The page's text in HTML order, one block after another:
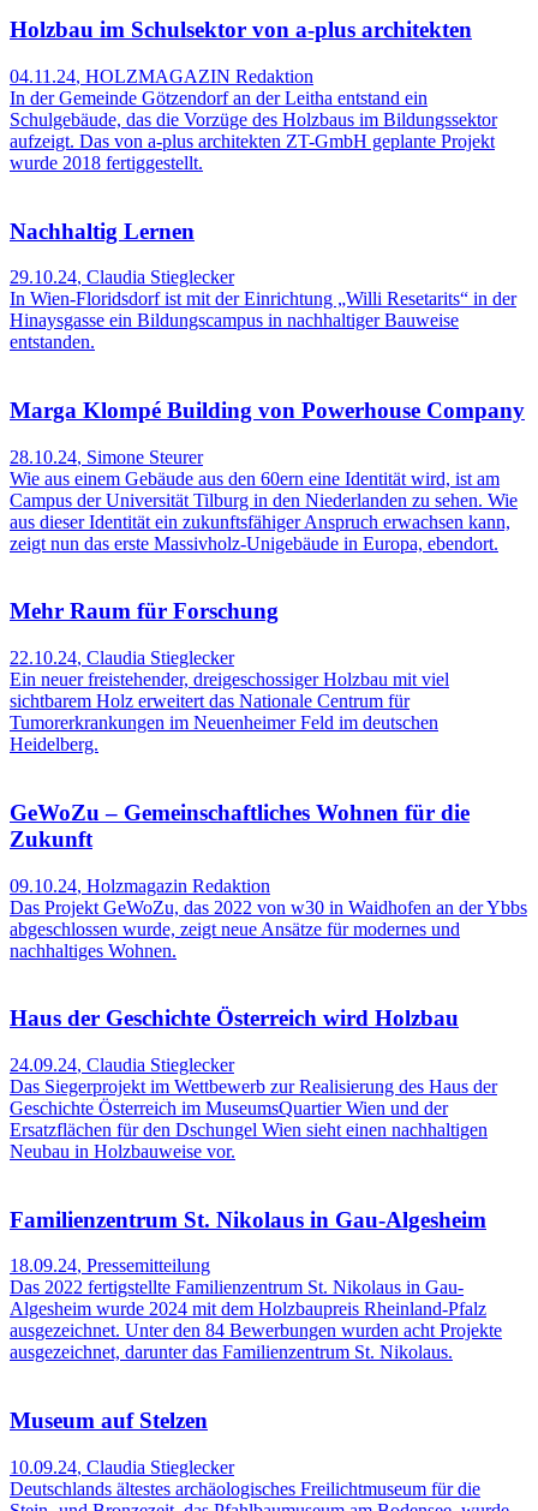
Holzbau im Schulsektor von a-plus architekten
04.11.24, HOLZMAGAZIN Redaktion
In der Gemeinde Götzendorf an der Leitha entstand ein
Schulgebäude, das die Vorzüge des Holzbaus im Bildungssektor
aufzeigt. Das von a-plus architekten ZT-GmbH geplante Projekt
wurde 2018 fertiggestellt.
Nachhaltig Lernen
29.10.24, Claudia Stieglecker
In Wien-Floridsdorf ist mit der Einrichtung „Willi Resetarits“ in der
Hinaysgasse ein Bildungscampus in nachhaltiger Bauweise
entstanden.
Marga Klompé Building von Powerhouse Company
28.10.24, Simone Steurer
Wie aus einem Gebäude aus den 60ern eine Identität wird, ist am
Campus der Universität Tilburg in den Niederlanden zu sehen. Wie
aus dieser Identität ein zukunftsfähiger Anspruch erwachsen kann,
zeigt nun das erste Massivholz-Unigebäude in Europa, ebendort.
Mehr Raum für Forschung
22.10.24, Claudia Stieglecker
Ein neuer freistehender, dreigeschossiger Holzbau mit viel
sichtbarem Holz erweitert das Nationale Centrum für
Tumorerkrankungen im Neuenheimer Feld im deutschen
Heidelberg.
GeWoZu – Gemeinschaftliches Wohnen für die
Zukunft
09.10.24, Holzmagazin Redaktion
Das Projekt GeWoZu, das 2022 von w30 in Waidhofen an der Ybbs
abgeschlossen wurde, zeigt neue Ansätze für modernes und
nachhaltiges Wohnen.
Haus der Geschichte Österreich wird Holzbau
24.09.24, Claudia Stieglecker
Das Siegerprojekt im Wettbewerb zur Realisierung des Haus der
Geschichte Österreich im MuseumsQuartier Wien und der
Ersatzflächen für den Dschungel Wien sieht einen nachhaltigen
Neubau in Holzbauweise vor.
Familienzentrum St. Nikolaus in Gau-Algesheim
18.09.24, Pressemitteilung
Das 2022 fertigstellte Familienzentrum St. Nikolaus in Gau-
Algesheim wurde 2024 mit dem Holzbaupreis Rheinland-Pfalz
ausgezeichnet. Unter den 84 Bewerbungen wurden acht Projekte
ausgezeichnet, darunter das Familienzentrum St. Nikolaus.
Museum auf Stelzen
10.09.24, Claudia Stieglecker
Deutschlands ältestes archäologisches Freilichtmuseum für die